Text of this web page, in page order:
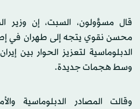
قال مسؤولون، السبت، إن وزير
محسن نقوي يتجه إلى طهران في
الدبلوماسية لتعزيز الحوار بين
وسط هجمات جديدة.
وقالت المصادر الدبلوماسية